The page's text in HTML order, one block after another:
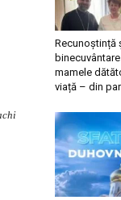
Recunoștință
mamele
viață – din